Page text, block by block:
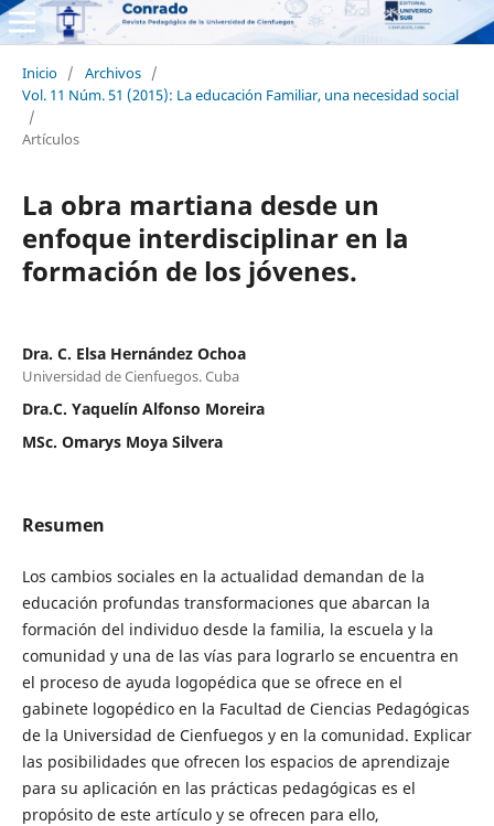
Inicio / Archivos /
Vol. 11 Núm. 51 (2015): La educación Familiar, una necesidad social
/
Artículos
La obra martiana desde un
enfoque interdisciplinar en la
formación de los jóvenes.
Dra. C. Elsa Hernández Ochoa
Universidad de Cienfuegos. Cuba
Dra.C. Yaquelín Alfonso Moreira
MSc. Omarys Moya Silvera
Resumen
Los cambios sociales en la actualidad demandan de la
educación profundas transformaciones que abarcan la
formación del individuo desde la familia, la escuela y la
comunidad y una de las vías para lograrlo se encuentra en
el proceso de ayuda logopédica que se ofrece en el
gabinete logopédico en la Facultad de Ciencias Pedagógicas
de la Universidad de Cienfuegos y en la comunidad. Explicar
las posibilidades que ofrecen los espacios de aprendizaje
para su aplicación en las prácticas pedagógicas es el
propósito de este artículo y se ofrecen para ello,